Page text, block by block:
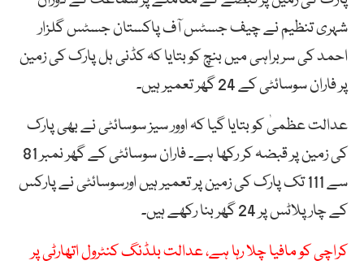
شہری تنظیم نے چیف جسٹس آف پاکستان جسٹس گلزار
احمد کی سربراہی میں بنچ کو بتایا کہ کڈنی ہل پارک کی زمین
پر فاران سوسائٹی کے 24 گھر تعمیر ہیں۔
عدالت عظمیٰ کو بتایا گیا کہ اوور سیز سوسائٹی نے بھی پارک
کی زمین پر قبضہ کر رکھا ہے۔ فاران سوسائٹی کے گھر نمبر 81
سے 111 تک پارک کی زمین پر تعمیر ہیں اورسوسائٹی نے پارکس
کے چار پلاٹس پر 24 گھر بنا رکھے ہیں۔
کراچی کو مافیا چلا رہا ہے، عدالت بلڈنگ کنٹرول اتھارٹی پر